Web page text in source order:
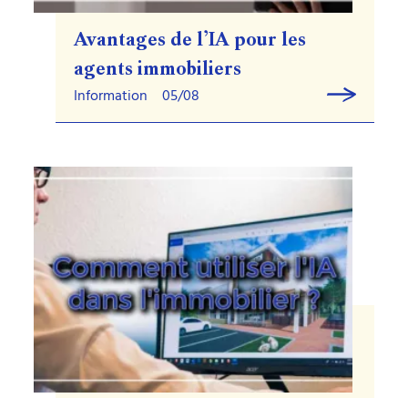
Avantages de l’IA pour les
agents immobiliers
Information 05/08